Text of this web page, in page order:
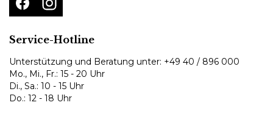
Service-Hotline
Unterstützung und Beratung unter: +49 40 / 896 000
Mo., Mi., Fr.: 15 - 20 Uhr
Di., Sa.: 10 - 15 Uhr
Do.: 12 - 18 Uhr